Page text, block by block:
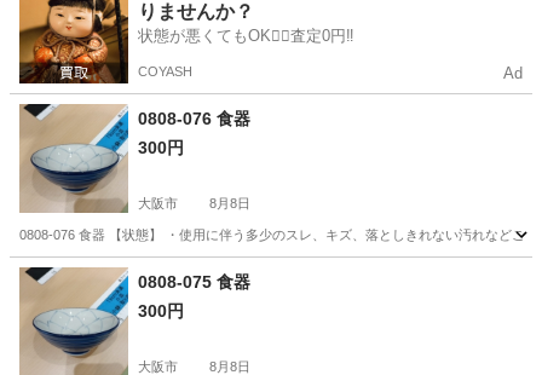
りませんか？
状態が悪くてもOK🙆‍♀️査定0円‼️
COYASH Ad
0808-076 食器
300円
大阪市 8月8日
0808-076 食器 【状態】 ・使用に伴う多少のスレ、キズ、落としきれない汚れなど
大阪 大阪市 現地
0808-075 食器
300円
大阪市 8月8日